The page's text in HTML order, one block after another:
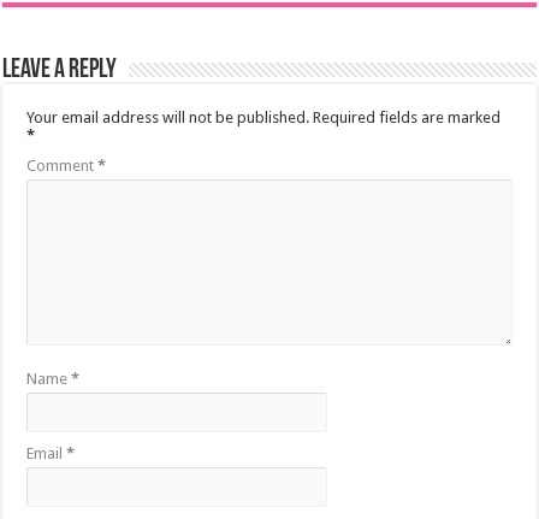
Leave a Reply
Your email address will not be published. Required fields are marked
*
Comment*
Name*
Email*